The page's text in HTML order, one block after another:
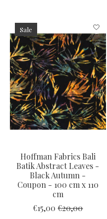
Sale
Hoffman Fabrics Bali
Batik Abstract Leaves -
Black Autumn -
Coupon - 100 cm x 110
cm
€15,00 €20,00